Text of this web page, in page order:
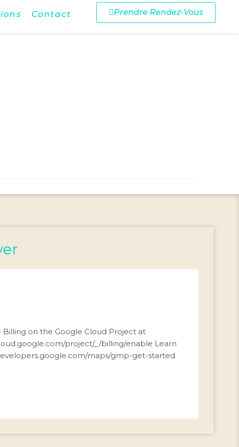
Contact Prendre Rendez-Vous
Billing on the Google Cloud Project at
project/_/billing/enable Learn
maps/gmp-get-started